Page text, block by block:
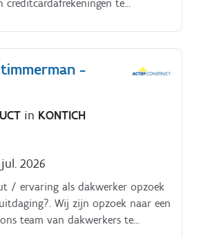
creditcardafrekeningen te
finance organisatie.
-
in KONTICH
2026
/ ervaring als dakwerker opzoek
Wij zijn opzoek naar een
team van dakwerkers te